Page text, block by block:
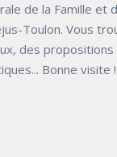
de la Famille et
Toulon. Vous
des propositions
Bonne visite !